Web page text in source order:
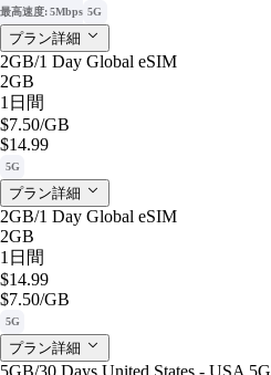
最高速度: 5Mbps 5G
プラン詳細
2GB/1 Day Global eSIM
2GB
1日間
$7.50/GB
$14.99
5G
プラン詳細
2GB/1 Day Global eSIM
2GB
1日間
$14.99
$7.50/GB
5G
プラン詳細
5GB/30 Days United States - USA 5G